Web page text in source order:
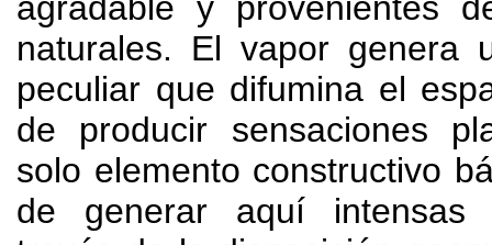
naturales. El vapor genera
peculiar que difumina el
de producir sensaciones
solo elemento constructivo
de generar aquí intensas